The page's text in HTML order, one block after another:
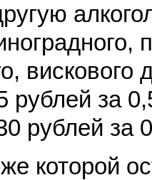
рублей за
рублей за
которой